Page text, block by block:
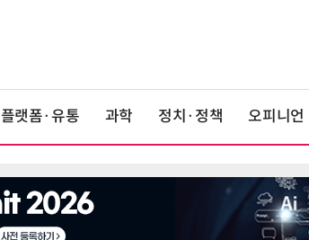
플랫폼·유통 과학 정치·정책 오피니언